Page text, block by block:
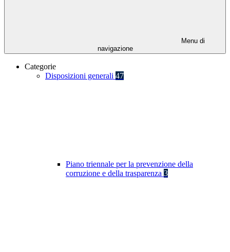
Menu di
navigazione
Categorie
Disposizioni generali 47
Piano triennale per la prevenzione della
corruzione e della trasparenza 3